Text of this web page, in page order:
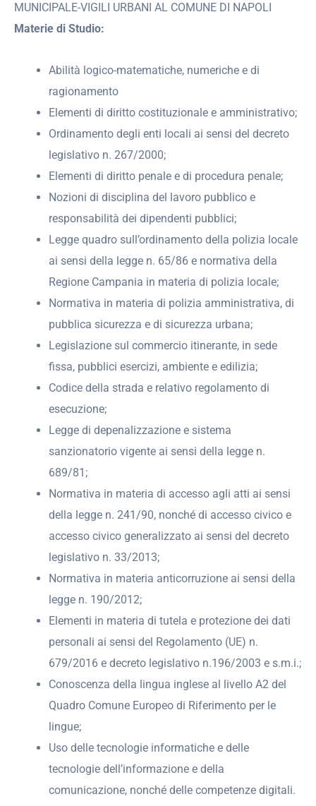
MUNICIPALE-VIGILI URBANI AL COMUNE DI NAPOLI
Materie di Studio:
Abilità logico-matematiche, numeriche e di
ragionamento
Elementi di diritto costituzionale e amministrativo;
Ordinamento degli enti locali ai sensi del decreto
legislativo n. 267/2000;
Elementi di diritto penale e di procedura penale;
Nozioni di disciplina del lavoro pubblico e
responsabilità dei dipendenti pubblici;
Legge quadro sull’ordinamento della polizia locale
ai sensi della legge n. 65/86 e normativa della
Regione Campania in materia di polizia locale;
Normativa in materia di polizia amministrativa, di
pubblica sicurezza e di sicurezza urbana;
Legislazione sul commercio itinerante, in sede
fissa, pubblici esercizi, ambiente e edilizia;
Codice della strada e relativo regolamento di
esecuzione;
Legge di depenalizzazione e sistema
sanzionatorio vigente ai sensi della legge n.
689/81;
Normativa in materia di accesso agli atti ai sensi
della legge n. 241/90, nonché di accesso civico e
accesso civico generalizzato ai sensi del decreto
legislativo n. 33/2013;
Normativa in materia anticorruzione ai sensi della
legge n. 190/2012;
Elementi in materia di tutela e protezione dei dati
personali ai sensi del Regolamento (UE) n.
679/2016 e decreto legislativo n.196/2003 e s.m.i.;
Conoscenza della lingua inglese al livello A2 del
Quadro Comune Europeo di Riferimento per le
lingue;
Uso delle tecnologie informatiche e delle
tecnologie dell’informazione e della
comunicazione, nonché delle competenze digitali.